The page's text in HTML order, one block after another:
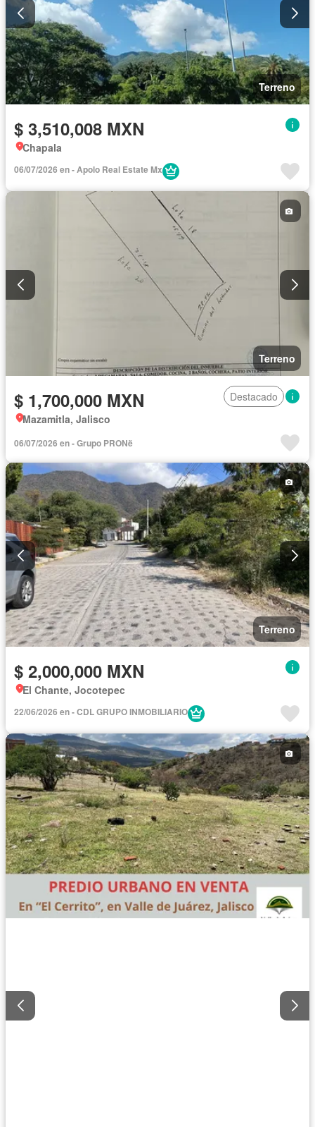
Terreno
$ 3,510,008 MXN
Chapala
06/07/2026 en - Apolo Real Estate Mx
Terreno
$ 1,700,000 MXN
Destacado
Mazamitla, Jalisco
06/07/2026 en - Grupo PRONë
Terreno
$ 2,000,000 MXN
El Chante, Jocotepec
22/06/2026 en - CDL GRUPO INMOBILIARIO